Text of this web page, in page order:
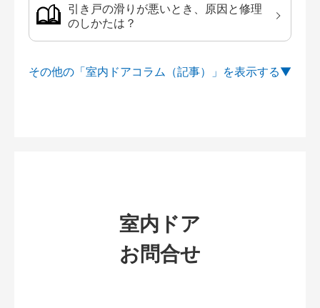
引き戸の滑りが悪いとき、原因と修理
のしかたは？
その他の「室内ドアコラム（記事）」を
室内ドア
お問合せ